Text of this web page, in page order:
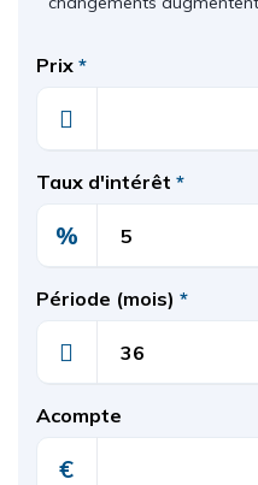
Prix *
Taux d'intérêt *
%
Période (mois) *
Acompte
€